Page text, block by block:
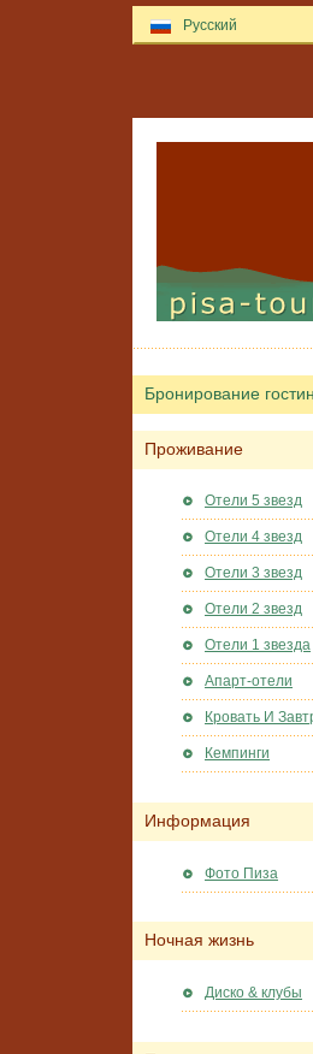
Бронирование
Проживание
Отели 5 звезд
Отели 4 звезд
Отели 3 звезд
Отели 2 звезд
Отели 1 звезда
Апарт-отели
Кровать И
Кемпинги
Информация
Фото Пиза
Ночная жизнь
Диско & клубы
Русский